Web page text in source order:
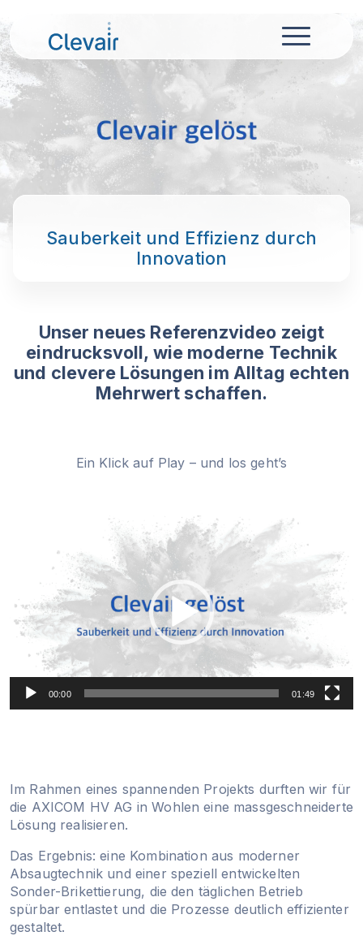
Sauberkeit und Effizienz durch
Innovation
Unser neues Referenzvideo zeigt
eindrucksvoll, wie moderne Technik
und clevere Lösungen im Alltag echten
Mehrwert schaffen.
Ein Klick auf Play – und los geht’s
V
e
o
P
l
e
00:00 01:49
Im Rahmen eines spannenden Projekts durften wir für
die AXICOM HV AG in Wohlen eine massgeschneiderte
Lösung realisieren.
Das Ergebnis: eine Kombination aus moderner
Absaugtechnik und einer speziell entwickelten
Sonder-Brikettierung, die den täglichen Betrieb
spürbar entlastet und die Prozesse deutlich effizienter
gestaltet.